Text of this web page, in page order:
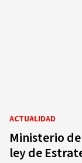
ACTUALIDAD
Ministerio
ley de